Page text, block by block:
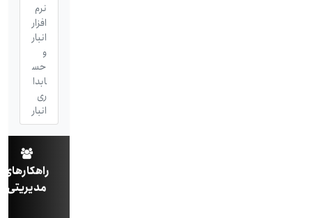
نرم
افزار
انبار
حس
ابدا
ری
انبار
راهکارهای
مدیریتی